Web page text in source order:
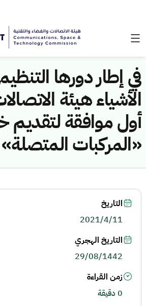
في إطار دورها
الأشياء هيئة
أول موافقة لتقديم
«المركبات
التاريخ
2021/4/11
التاريخ الهجري
29/08/1442
زمن القراءة
0 دقيقة